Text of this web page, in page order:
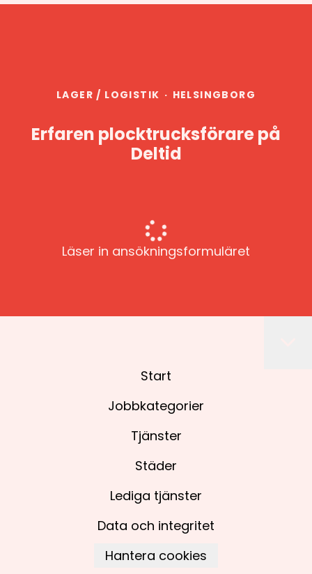
LAGER / LOGISTIK · HELSINGBORG
Erfaren plocktrucksförare på
Deltid
Läser in ansökningsformuläret
Start
Jobbkategorier
Tjänster
Städer
Lediga tjänster
Data och integritet
Hantera cookies